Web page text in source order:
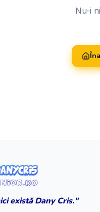
Nu-i
există Dany Cris."